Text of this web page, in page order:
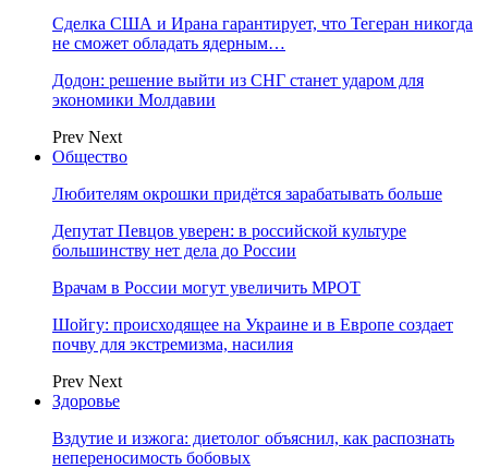
Сделка США и Ирана гарантирует, что Тегеран никогда
не сможет обладать ядерным…
Додон: решение выйти из СНГ станет ударом для
экономики Молдавии
Prev Next
Общество
Любителям окрошки придётся зарабатывать больше
Депутат Певцов уверен: в российской культуре
большинству нет дела до России
Врачам в России могут увеличить МРОТ
Шойгу: происходящее на Украине и в Европе создает
почву для экстремизма, насилия
Prev Next
Здоровье
Вздутие и изжога: диетолог объяснил, как распознать
непереносимость бобовых